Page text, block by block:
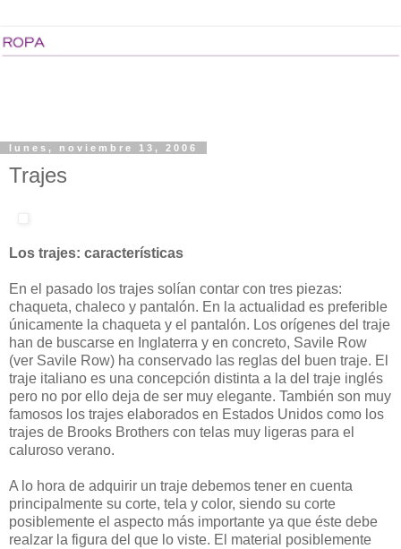
lunes, noviembre 13, 2006
Trajes
Los trajes: características
En el pasado los trajes solían contar con tres piezas:
chaqueta, chaleco y pantalón. En la actualidad es preferible
únicamente la chaqueta y el pantalón. Los orígenes del traje
han de buscarse en Inglaterra y en concreto, Savile Row
(ver Savile Row) ha conservado las reglas del buen traje. El
traje italiano es una concepción distinta a la del traje inglés
pero no por ello deja de ser muy elegante. También son muy
famosos los trajes elaborados en Estados Unidos como los
trajes de Brooks Brothers con telas muy ligeras para el
caluroso verano.
A lo hora de adquirir un traje debemos tener en cuenta
principalmente su corte, tela y color, siendo su corte
posiblemente el aspecto más importante ya que éste debe
realzar la figura del que lo viste. El material posiblemente